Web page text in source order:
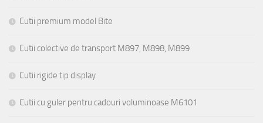
Cutii premium model Bite
Cutii colective de transport M897, M898, M899
Cutii rigide tip display
Cutii cu guler pentru cadouri voluminoase M6101